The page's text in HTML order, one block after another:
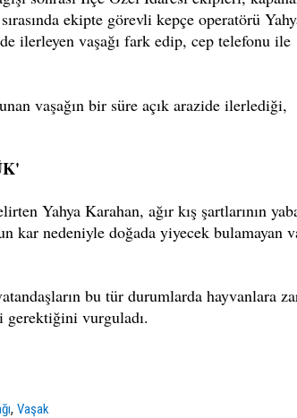
ekipte görevli kepçe operatörü
ilerleyen vaşağı fark edip, cep telefonu ile
vaşağın bir süre açık arazide ilerlediği,
Yahya Karahan, ağır kış şartlarının
kar nedeniyle doğada yiyecek bulamayan
bu tür durumlarda hayvanlara
vurguladı.
,Vaşak